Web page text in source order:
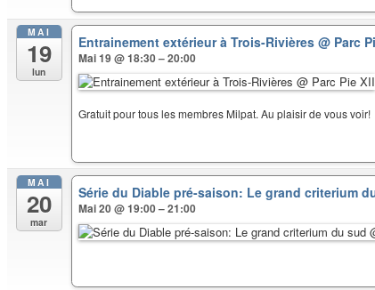
MAI
19
lun
Entrainement extérieur à Trois-Rivières@ Parc
Mai 19 @ 18:30 – 20:00
Gratuit pour tous les membres Milpat. Au plaisir de vous voir!
MAI
20
mar
Série du Diable pré-saison: Le grand criterium
Mai 20 @ 19:00 – 21:00